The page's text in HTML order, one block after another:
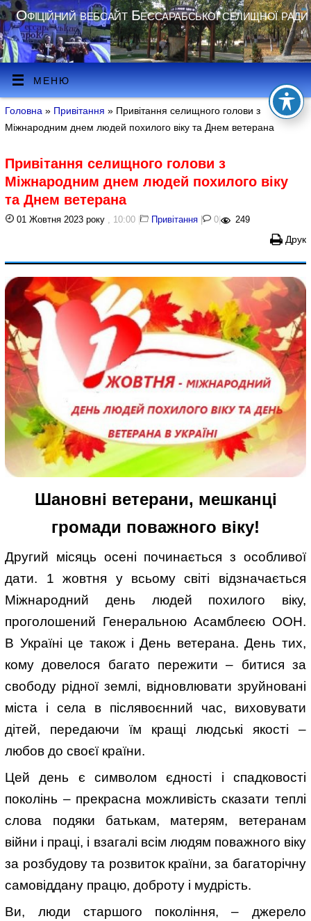
Офіційний вебсайт Бессарабської селищної ради
МЕНЮ
Головна » Привітання » Привітання селищного голови з
Міжнародним днем людей похилого віку та Днем ветерана
Привітання селищного голови з
Міжнародним днем людей похилого віку
та Днем ветерана
01 Жовтня 2023 року , 10:00 | Привітання | 0 | 249
Друк
Шановні ветерани, мешканці
громади поважного віку!
Другий місяць осені починається з особливої
дати. 1 жовтня у всьому світі відзначається
Міжнародний день людей похилого віку,
проголошений Генеральною Асамблеєю ООН.
В Україні це також і День ветерана. День тих,
кому довелося багато пережити – битися за
свободу рідної землі, відновлювати зруйновані
міста і села в післявоєнний час, виховувати
дітей, передаючи їм кращі людські якості –
любов до своєї країни.
Цей день є символом єдності і спадковості
поколінь – прекрасна можливість сказати теплі
слова подяки батькам, матерям, ветеранам
війни і праці, і взагалі всім людям поважного віку
за розбудову та розвиток країни, за багаторічну
самовіддану працю, доброту і мудрість.
Ви, люди старшого покоління, – джерело